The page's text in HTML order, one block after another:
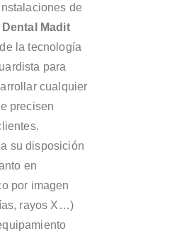
de
Madit
la tecnología
para
cualquier
precisen
su disposición
en
por imagen
rayos X…)